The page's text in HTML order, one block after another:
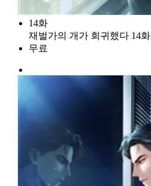
14화
재벌가의 개가 회귀했다 14화
무료